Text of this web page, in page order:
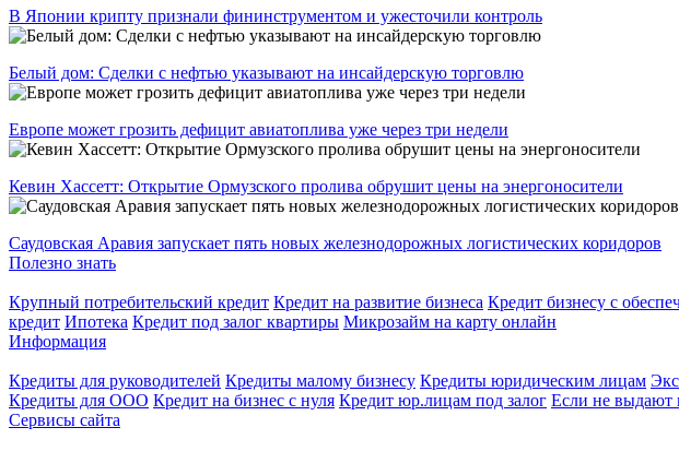
В Японии крипту признали фининструментом и ужесточили контроль
Белый дом: Сделки с нефтью указывают на инсайдерскую торговлю
Европе может грозить дефицит авиатоплива уже через три недели
Кевин Хассетт: Открытие Ормузского пролива обрушит цены на энергоносители
Саудовская Аравия запускает пять новых железнодорожных логистических коридоров
Полезно знать
Крупный потребительский кредит Кредит на развитие бизнеса Кредит бизнесу с
кредит Ипотека Кредит под залог квартиры Микрозайм на карту онлайн
Информация
Кредиты для руководителей Кредиты малому бизнесу Кредиты юридическим лицам
Кредиты для ООО Кредит на бизнес с нуля Кредит юр.лицам под залог Если не выдают
Сервисы сайта